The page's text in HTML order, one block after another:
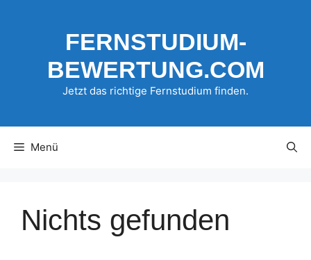
FERNSTUDIUM-
BEWERTUNG.COM
Jetzt das richtige Fernstudium finden.
Menü
Nichts gefunden